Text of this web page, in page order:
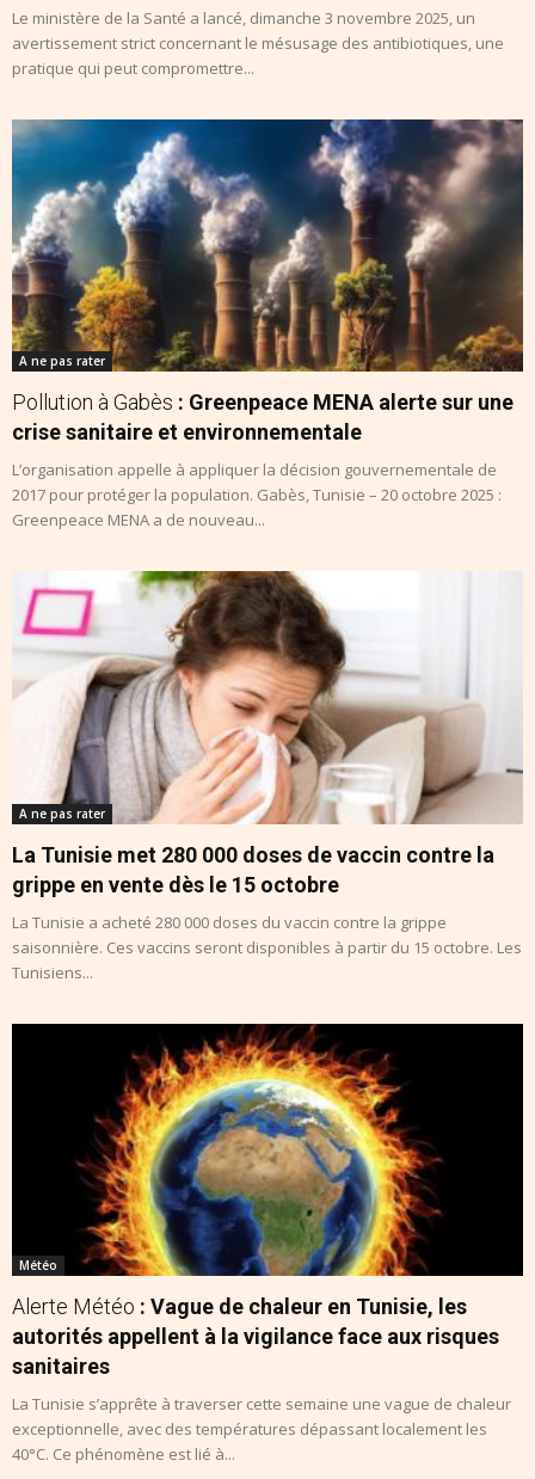
Le ministère de la Santé a lancé, dimanche 3 novembre 2025, un
avertissement strict concernant le mésusage des antibiotiques, une
pratique qui peut compromettre...
A ne pas rater
Pollution à Gabès : Greenpeace MENA alerte sur une
crise sanitaire et environnementale
L’organisation appelle à appliquer la décision gouvernementale de
2017 pour protéger la population. Gabès, Tunisie – 20 octobre 2025 :
Greenpeace MENA a de nouveau...
A ne pas rater
La Tunisie met 280 000 doses de vaccin contre la
grippe en vente dès le 15 octobre
La Tunisie a acheté 280 000 doses du vaccin contre la grippe
saisonnière. Ces vaccins seront disponibles à partir du 15 octobre. Les
Tunisiens...
Météo
Alerte Météo : Vague de chaleur en Tunisie, les
autorités appellent à la vigilance face aux risques
sanitaires
La Tunisie s’apprête à traverser cette semaine une vague de chaleur
exceptionnelle, avec des températures dépassant localement les
40°C. Ce phénomène est lié à...